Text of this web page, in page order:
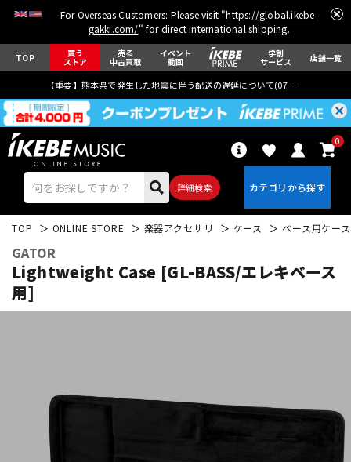
For Overseas Customers: Please visit "https://global.ikebe-
gakki.com/" for direct international shipping.
TOP 買う
ストア
売る
中古買取
イベント
動画
学割
サービス 店舗一覧
【重要】熊本県で発生した地震に伴う配送の遅延について(07月29日
詳細検索
0
TOP ONLINE STORE 楽器アクセサリ ケース ベース用ケース
GATOR
Lightweight Case [GL-BASS/エレキベース
用]